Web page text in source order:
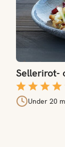
Sellerirot-
Under 20